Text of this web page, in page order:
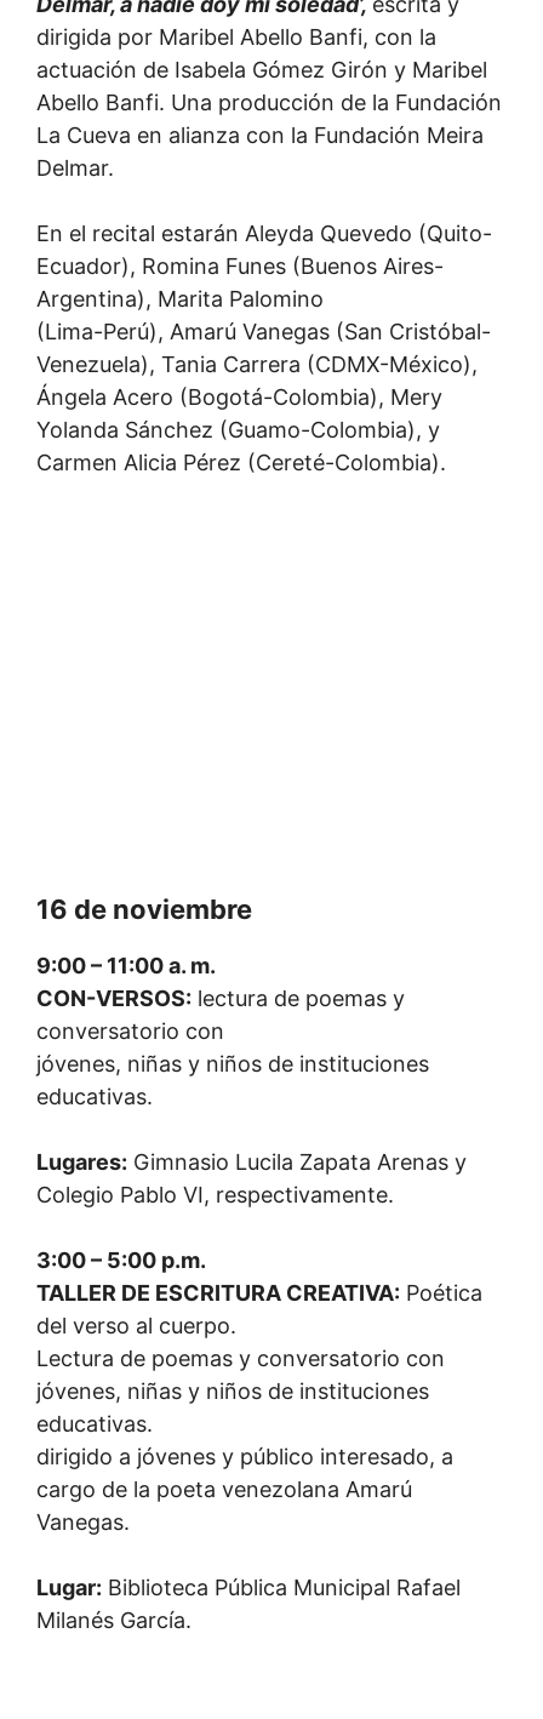
dirigida por Maribel Abello Banfi, con la
actuación de Isabela Gómez Girón y Maribel
Abello Banfi. Una producción de la Fundación
La Cueva en alianza con la Fundación Meira
Delmar.
En el recital estarán Aleyda Quevedo (Quito-
Ecuador), Romina Funes (Buenos Aires-
Argentina), Marita Palomino
(Lima-Perú), Amarú Vanegas (San Cristóbal-
Venezuela), Tania Carrera (CDMX-México),
Ángela Acero (Bogotá-Colombia), Mery
Yolanda Sánchez (Guamo-Colombia), y
Carmen Alicia Pérez (Cereté-Colombia).
16 de noviembre
9:00 – 11:00 a. m.
CON-VERSOS: lectura de poemas y
conversatorio con
jóvenes, niñas y niños de instituciones
educativas.
Lugares: Gimnasio Lucila Zapata Arenas y
Colegio Pablo VI, respectivamente.
3:00 – 5:00 p.m.
TALLER DE ESCRITURA CREATIVA: Poética
del verso al cuerpo.
Lectura de poemas y conversatorio con
jóvenes, niñas y niños de instituciones
educativas.
dirigido a jóvenes y público interesado, a
cargo de la poeta venezolana Amarú
Vanegas.
Lugar: Biblioteca Pública Municipal Rafael
Milanés García.